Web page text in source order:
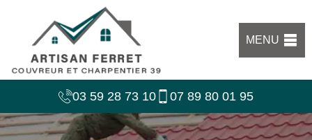
MENU
03 59 28 73 10 07 89 80 01 95